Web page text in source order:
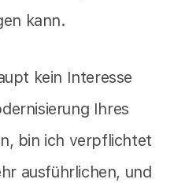
kann.
kein Interesse
Ihres
bin ich verpflichtet
ausführlichen, und